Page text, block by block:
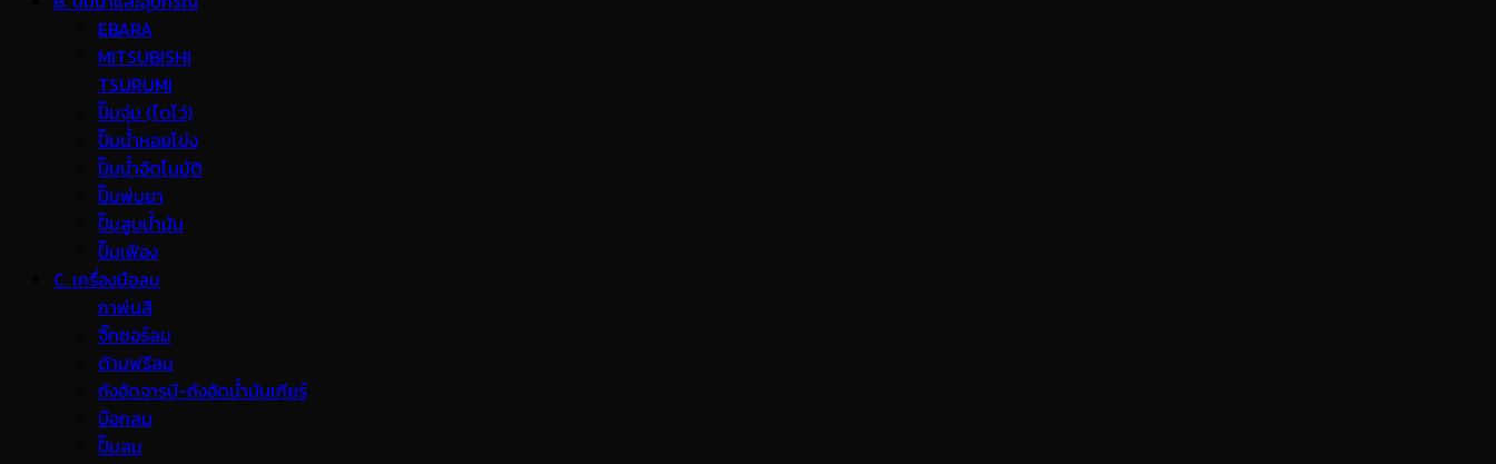
EBARA
MITSUBISHI
TSURUMI
ปั๊มจุ่ม (ไดโว่)
ปั๊มน้ำหอยโข่ง
ปั๊มน้ำอัตโนมัติ
ปั๊มพ่นยา
ปั๊มสูบน้ำมัน
ปั๊มเฟือง
C. เครื่องมือลม
กาพ่นสี
จิ๊กซอร์ลม
ด้ามฟรีลม
ถังอัดจารบี-ถังอัดน้ำมันเกียร์
บ๊อกลม
ปั๊มลม